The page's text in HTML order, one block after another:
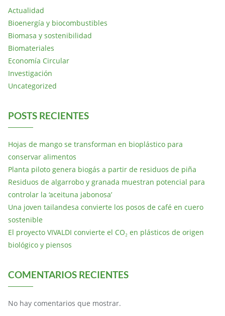
Actualidad
Bioenergía y biocombustibles
Biomasa y sostenibilidad
Biomateriales
Economía Circular
Investigación
Uncategorized
POSTS RECIENTES
Hojas de mango se transforman en bioplástico para
conservar alimentos
Planta piloto genera biogás a partir de residuos de piña
Residuos de algarrobo y granada muestran potencial para
controlar la ‘aceituna jabonosa’
Una joven tailandesa convierte los posos de café en cuero
sostenible
El proyecto VIVALDI convierte el CO₂ en plásticos de origen
biológico y piensos
COMENTARIOS RECIENTES
No hay comentarios que mostrar.